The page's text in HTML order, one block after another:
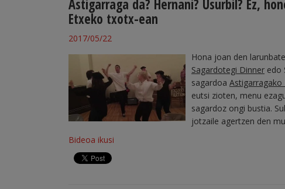
Astigarraga da? Hernani? Usurbil? Ez,
Etxeko txotx-ean
2017/05/22
Hona joan den
Sagardotegi Dinner edo
sagardoa Astigarragako
eutsi zioten, menu
sagardoz ongi bustia.
jotzaile agertzen den
Bideoa ikusi